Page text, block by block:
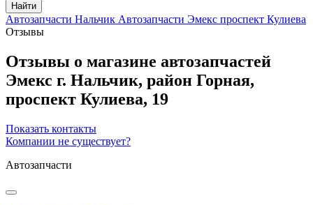
Найти
Автозапчасти Нальчик Автозапчасти Эмекс проспект Кулиева
Отзывы
Отзывы о магазине автозапчастей
Эмекс г. Нальчик, район Горная,
проспект Кулиева, 19
Показать контакты
Компании не существует?
Автозапчасти